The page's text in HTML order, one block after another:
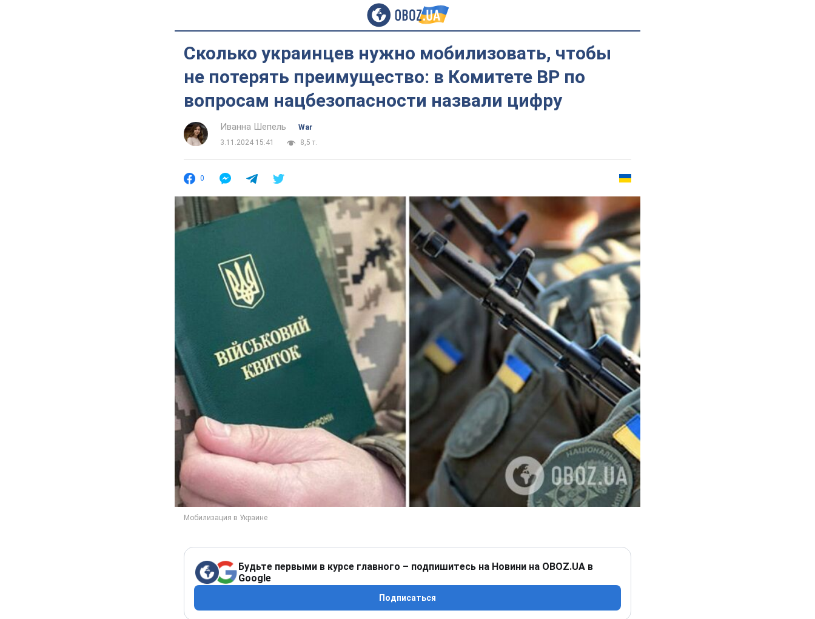
Сколько украинцев нужно мобилизовать, чтобы
не потерять преимущество: в Комитете ВР по
вопросам нацбезопасности назвали цифру
Иванна Шепель
War
3.11.2024 15:41
8,5 т.
0
Будьте первыми в курсе главного – подпишитесь на Новини на OBOZ.UA в
Google
Подписаться